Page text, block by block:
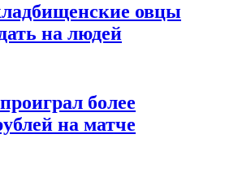
овцы
на людей
более
на матче